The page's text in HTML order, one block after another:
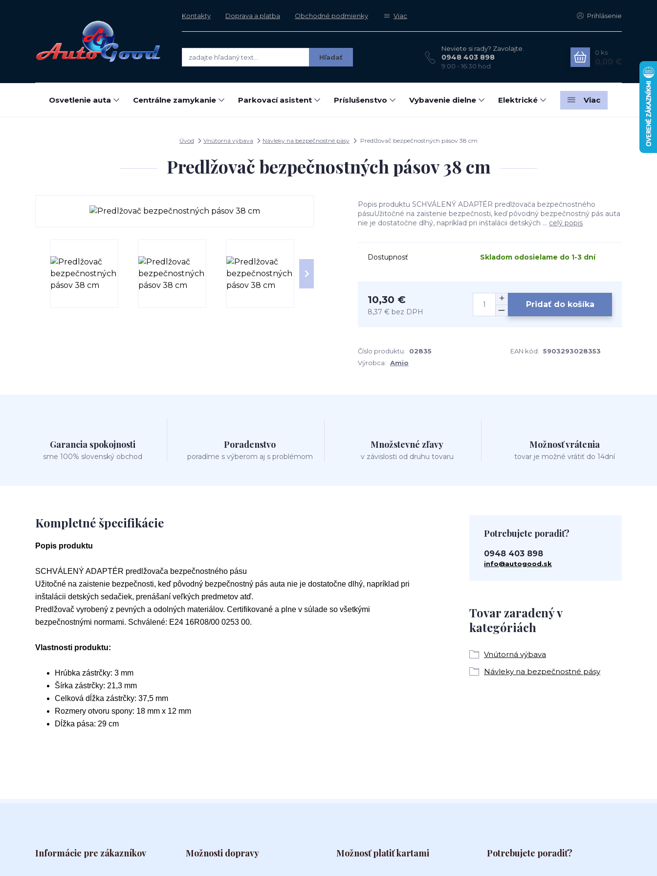
Kontakty Doprava a platba Obchodné podmienky Viac Prihlásenie
Hľadať
Neviete si rady? Zavolajte.
0948 403 898
9:00 - 16:30 hod
0 ks
0,00 €
Osvetlenie auta Centrálne zamykanie Parkovací asistent Príslušenstvo Vybavenie dielne Elektrické Viac
Úvod Vnútorná výbava Návleky na bezpečnostné pásy Predlžovač bezpečnostných pásov 38 cm
Predlžovač bezpečnostných pásov 38 cm
Popis produktu SCHVÁLENÝ ADAPTÉR predlžovača bezpečnostného
pásuUžitočné na zaistenie bezpečnosti, keď pôvodný bezpečnostný pás auta
nie je dostatočne dlhý, napríklad pri inštalácii detských ... celý popis
Dostupnosť Skladom odosielame do 1-3 dní
10,30 €
8,37 € bez DPH
Pridať do košíka
Číslo produktu: 02835 EAN kód: 5903293028353
Výrobca: Amio
Garancia spokojnosti
sme 100% slovenský obchod
Poradenstvo
poradíme s výberom aj s problémom
Množstevné zľavy
v závislosti od druhu tovaru
Možnosť vrátenia
tovar je možné vrátiť do 14dní
Kompletné špecifikácie
Popis produktu
SCHVÁLENÝ ADAPTÉR predlžovača bezpečnostného pásu
Užitočné na zaistenie bezpečnosti, keď pôvodný bezpečnostný pás auta nie je dostatočne dlhý, napríklad pri
inštalácii detských sedačiek, prenášaní veľkých predmetov atď.
Predlžovač vyrobený z pevných a odolných materiálov. Certifikované a plne v súlade so všetkými
bezpečnostnými normami. Schválené: E24 16R08/00 0253 00.
Vlastnosti produktu:
Hrúbka zástrčky: 3 mm
Šírka zástrčky: 21,3 mm
Celková dĺžka zástrčky: 37,5 mm
Rozmery otvoru spony: 18 mm x 12 mm
Dĺžka pása: 29 cm
Tovar zaradený v
kategóriách
Vnútorná výbava
Návleky na bezpečnostné pásy
Potrebujete poradiť?
0948 403 898
info@autogood.sk
Informácie pre zákazníkov Možnosti dopravy Možnosť platiť kartami Potrebujete poradiť?